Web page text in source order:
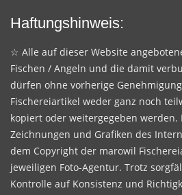
Haftungshinweis:
☆ Alle auf dieser Website
Fischen / Angeln und die damit
dürfen ohne vorherige
Fischereiartikel weder ganz noch
kopiert oder weitergegeben werden.
Zeichnungen und Grafiken des
dem Copyright der marowil
jeweiligen Foto-Agentur. Trotz
Kontrolle auf Konsistenz und